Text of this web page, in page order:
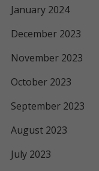
January 2024
December 2023
November 2023
October 2023
September 2023
August 2023
July 2023